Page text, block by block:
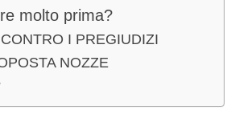
molto prima?
I PREGIUDIZI
NOZZE